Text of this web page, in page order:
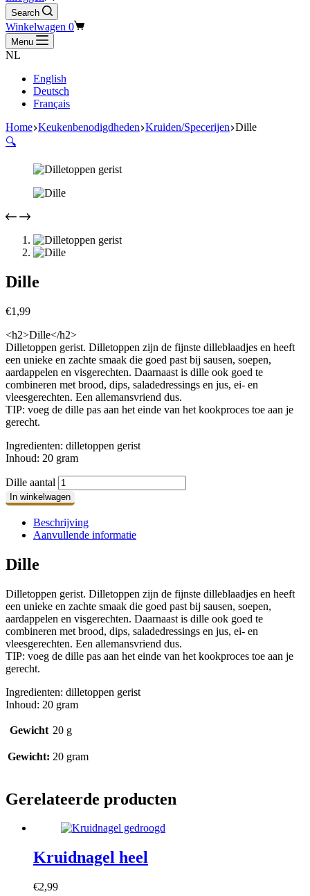
Search
Winkelwagen 0
Menu
NL
English
Deutsch
Français
Home Keukenbenodigdheden Kruiden/Specerijen Dille
🔍
Dille
€1,99
<h2>Dille</h2>
Dilletoppen gerist. Dilletoppen zijn de fijnste dilleblaadjes en heeft
een unieke en zachte smaak die goed past bij sausen, soepen,
aardappelen en visgerechten. Daarnaast is dille ook goed te
combineren met brood, dips, saladedressings en jus, ei- en
vleesgerechten. Een allemansvriend dus.
TIP: voeg de dille pas aan het einde van het kookproces toe aan je
gerecht.
Ingredienten: dilletoppen gerist
Inhoud: 20 gram
Dille aantal
In winkelwagen
Beschrijving
Aanvullende informatie
Dille
Dilletoppen gerist. Dilletoppen zijn de fijnste dilleblaadjes en heeft
een unieke en zachte smaak die goed past bij sausen, soepen,
aardappelen en visgerechten. Daarnaast is dille ook goed te
combineren met brood, dips, saladedressings en jus, ei- en
vleesgerechten. Een allemansvriend dus.
TIP: voeg de dille pas aan het einde van het kookproces toe aan je
gerecht.
Ingredienten: dilletoppen gerist
Inhoud: 20 gram
Gewicht 20 g
Gewicht: 20 gram
Gerelateerde producten
Kruidnagel heel
€2,99